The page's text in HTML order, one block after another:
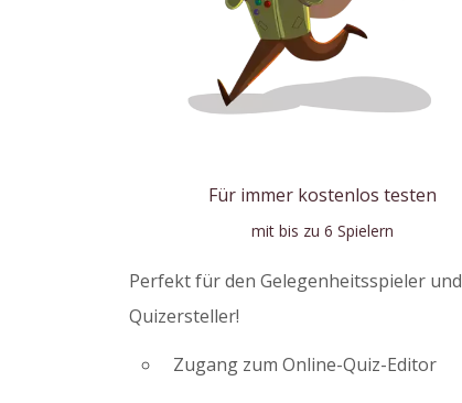
Für immer kostenlos testen
mit bis zu 6 Spielern
Perfekt für den Gelegenheitsspieler und
Quizersteller!
Zugang zum Online-Quiz-Editor